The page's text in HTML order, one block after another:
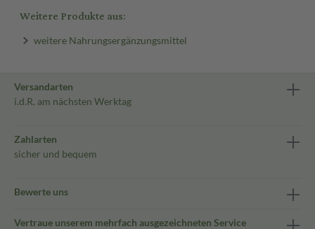
Weitere Produkte aus:
weitere Nahrungsergänzungsmittel
Versandarten
i.d.R. am nächsten Werktag
Zahlarten
sicher und bequem
Bewerte uns
Vertraue unserem mehrfach ausgezeichneten Service